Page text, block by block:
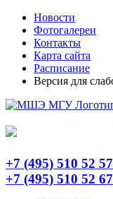
Skip
content
TelegramНовости
Фотогалереи
Контакты
Карта сайта
Расписание
Версия для
+7 (495) 510 52 57
+7 (495) 510 52 67